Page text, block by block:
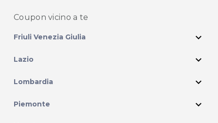
Coupon vicino a te
Friuli Venezia Giulia expand_more
Lazio expand_more
Lombardia expand_more
Piemonte expand_more